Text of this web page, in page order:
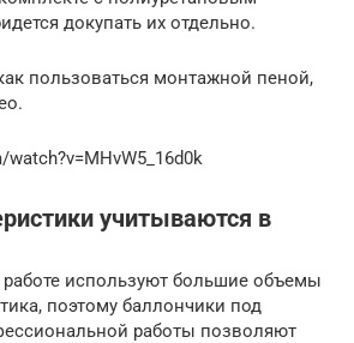
докупать их отдельно.
пользоваться монтажной пеной,
учитываются в
используют большие объемы
поэтому баллончики под
работы позволяют